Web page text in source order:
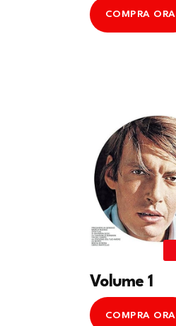
COMPRA ORA
Volume 1
COMPRA ORA